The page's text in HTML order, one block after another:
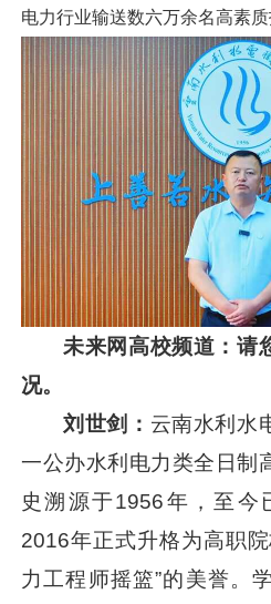
电力行业输送数六万余名高素质
未来网高校频道：请
况。
刘世剑： 云南水利水
一公办水利电力类全日制
史溯源于1956年，至今
2016年正式升格为高职
力工程师摇篮”的美誉。